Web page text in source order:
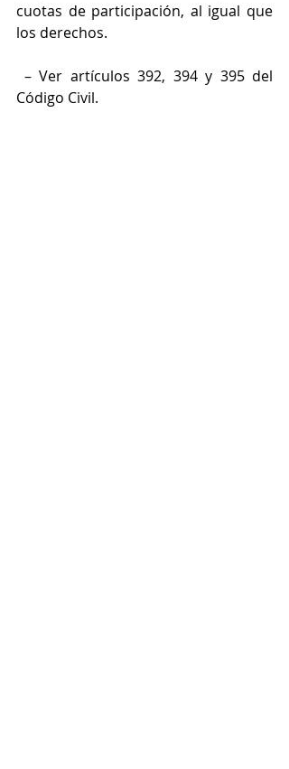
cuotas de participación, al igual que
los derechos.
Código Civil.